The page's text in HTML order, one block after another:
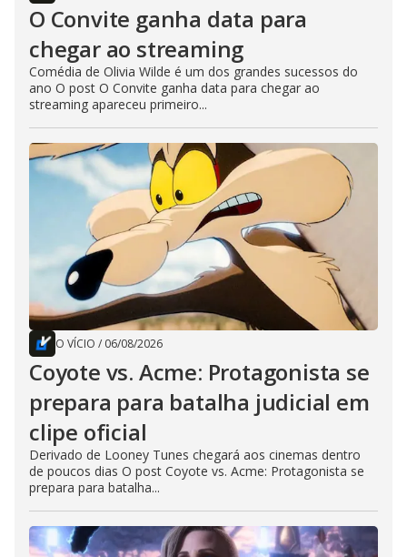
O Convite ganha data para
chegar ao streaming
Comédia de Olivia Wilde é um dos grandes sucessos do
ano O post O Convite ganha data para chegar ao
streaming apareceu primeiro...
O VÍCIO / 06/08/2026
Coyote vs. Acme: Protagonista se
prepara para batalha judicial em
clipe oficial
Derivado de Looney Tunes chegará aos cinemas dentro
de poucos dias O post Coyote vs. Acme: Protagonista se
prepara para batalha...